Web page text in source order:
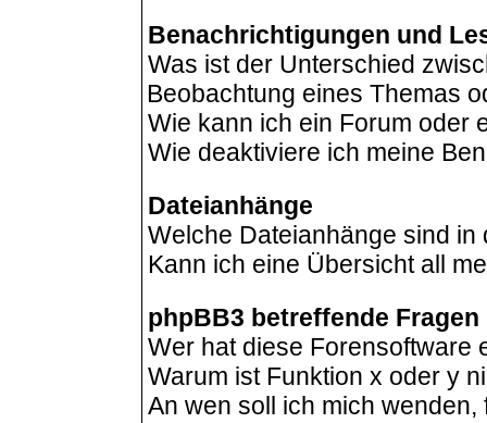
Benachrichtigungen und
Was ist der Unterschied
Beobachtung eines Themas
Wie kann ich ein Forum oder
Wie deaktiviere ich meine
Dateianhänge
Welche Dateianhänge sind
Kann ich eine Übersicht all
phpBB3 betreffende Fragen
Wer hat diese Forensoftware
Warum ist Funktion x oder y
An wen soll ich mich